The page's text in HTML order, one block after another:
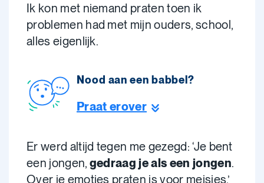
Ik kon met niemand praten toen ik
problemen had met mijn ouders, school,
alles eigenlijk.
Nood aan een babbel?
Praat erover
Er werd altijd tegen me gezegd: ‘Je bent
een jongen, gedraag je als een jongen.
Over je emoties praten is voor meisjes.’